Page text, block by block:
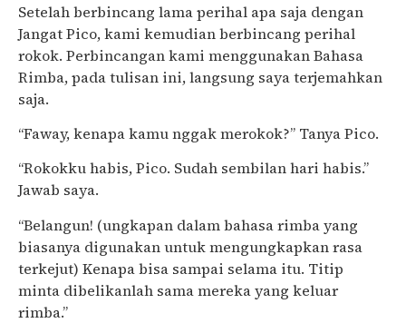
Setelah berbincang lama perihal apa saja dengan
Jangat Pico, kami kemudian berbincang perihal
rokok. Perbincangan kami menggunakan Bahasa
Rimba, pada tulisan ini, langsung saya terjemahkan
saja.
“Faway, kenapa kamu nggak merokok?” Tanya Pico.
“Rokokku habis, Pico. Sudah sembilan hari habis.”
Jawab saya.
“Belangun! (ungkapan dalam bahasa rimba yang
biasanya digunakan untuk mengungkapkan rasa
terkejut) Kenapa bisa sampai selama itu. Titip
minta dibelikanlah sama mereka yang keluar
rimba.”